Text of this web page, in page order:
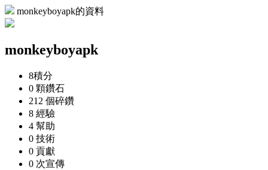
monkeyboyapk的資料
monkeyboyapk
8積分
0 顆鑽石
212 個碎鑽
8 經驗
4 幫助
0 技術
0 貢獻
0 次宣傳